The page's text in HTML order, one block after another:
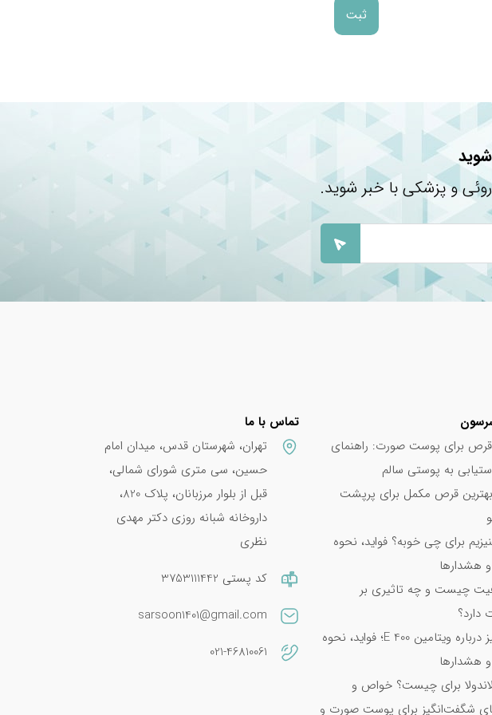
و پزشکی با خبر شوید.
قرص برای پوست صورت: راهنمای
به پوستی سالم
قرص مکمل برای پرپشت
برای چی خوبه؟ فواید، نحوه
هشدارها
چیست و چه تاثیری بر
دارد؟
همه چیز درباره ویتامین E 400؛ فواید، نحوه
هشدارها
برای چیست؟ خواص و
شگفت‌انگیز برای پوست صورت و
تماس با ما
تهران، شهرستان قدس، میدان امام
حسین، سی متری شورای شمالی،
قبل از بلوار مرزبانان، پلاک 820،
داروخانه شبانه روزی دکتر مهدی
نظری
کد پستی 3753111442
sarsoon1401@gmail.com
021-46810061